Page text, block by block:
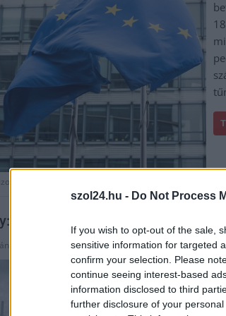
szol24.hu - Do Not Process
If you wish to opt-out of the sale,
sensitive information for targeted
confirm your selection. Please
continue seeing interest-based
information disclosed to third
further disclosure of your
Magyarország ismét fekete bárány
A